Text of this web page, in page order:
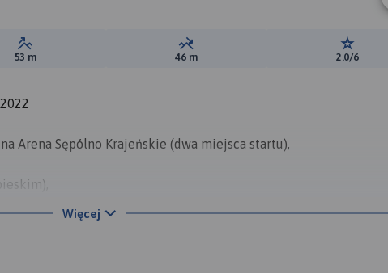
Suma przewyższeń:
53 m Suma spadków:
46 m Ocena
2.0/6
Arena Sępólno Krajeńskie (dwa miejsca startu),
Więcej